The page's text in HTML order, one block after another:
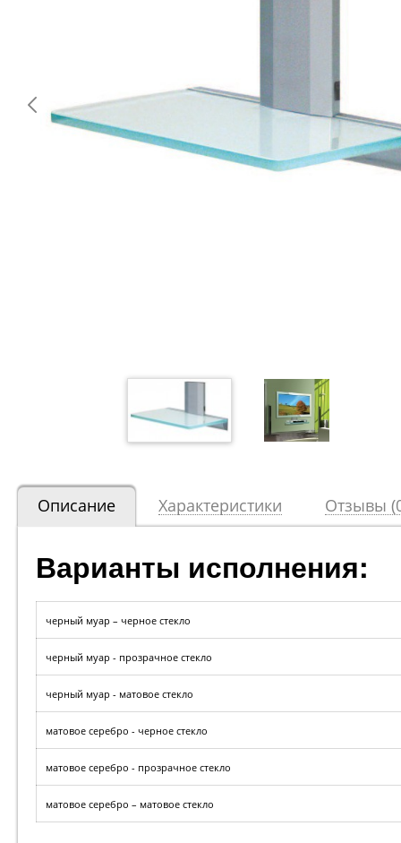
Описание Характеристики Отзывы
Варианты исполнения:
черный муар – черное стекло
черный муар - прозрачное стекло
черный муар - матовое стекло
матовое серебро - черное стекло
матовое серебро - прозрачное стекло
матовое серебро – матовое стекло